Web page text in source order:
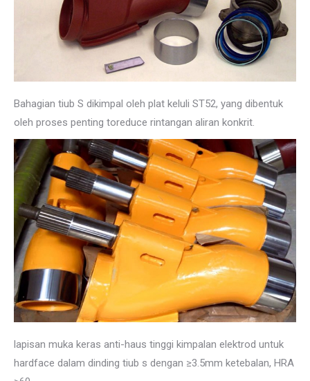
Bahagian tiub S dikimpal oleh plat keluli ST52, yang dibentuk
oleh proses penting toreduce rintangan aliran konkrit.
lapisan muka keras anti-haus tinggi kimpalan elektrod untuk
hardface dalam dinding tiub s dengan ≥3.5mm ketebalan, HRA